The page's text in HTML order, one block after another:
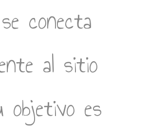
conecta
al sitio
objetivo es